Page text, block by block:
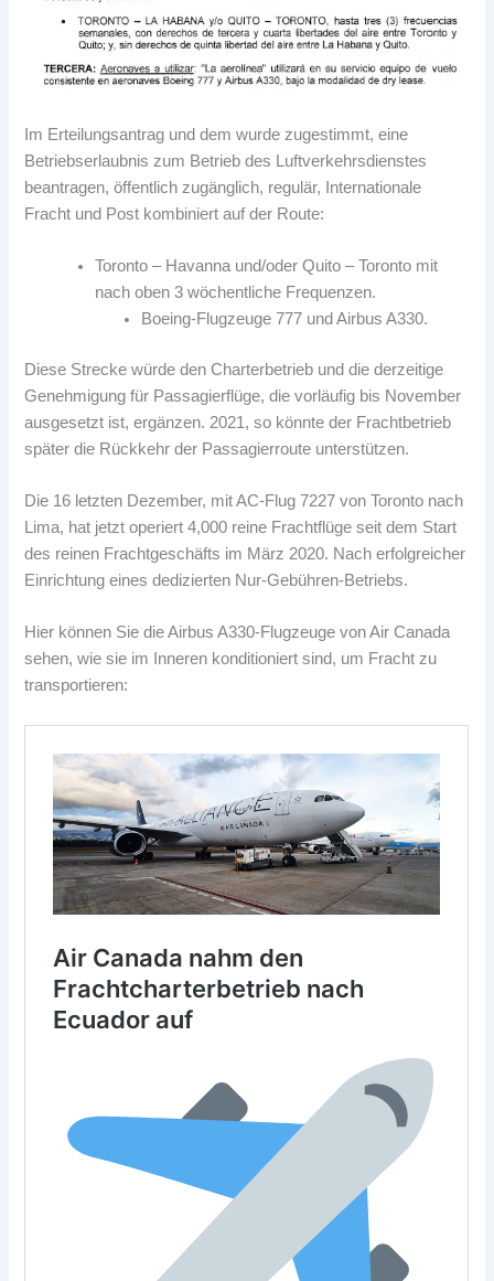
Im Erteilungsantrag und dem wurde zugestimmt, eine
Betriebserlaubnis zum Betrieb des Luftverkehrsdienstes
beantragen, öffentlich zugänglich, regulär, Internationale
Fracht und Post kombiniert auf der Route:
Toronto – Havanna und/oder Quito – Toronto mit
nach oben 3 wöchentliche Frequenzen.
Boeing-Flugzeuge 777 und Airbus A330.
Diese Strecke würde den Charterbetrieb und die derzeitige
Genehmigung für Passagierflüge, die vorläufig bis November
ausgesetzt ist, ergänzen. 2021, so könnte der Frachtbetrieb
später die Rückkehr der Passagierroute unterstützen.
Die 16 letzten Dezember, mit AC-Flug 7227 von Toronto nach
Lima, hat jetzt operiert 4,000 reine Frachtflüge seit dem Start
des reinen Frachtgeschäfts im März 2020. Nach erfolgreicher
Einrichtung eines dedizierten Nur-Gebühren-Betriebs.
Hier können Sie die Airbus A330-Flugzeuge von Air Canada
sehen, wie sie im Inneren konditioniert sind, um Fracht zu
transportieren: